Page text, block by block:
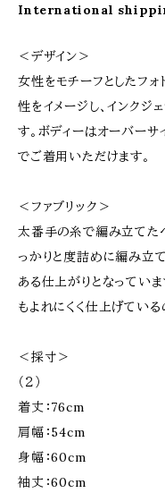
International
＜デザイン＞
女性をモチーフとしたフ
性をイメージし、インクジ
す。ボディーはオーバーサ
でご着用いただけます。
＜ファブリック＞
太番手の糸で編み立てた
っかりと度詰めに編み立
ある仕上がりとなっていま
もよれにくく仕上げている
＜採寸＞
（２）
着丈：76cm
肩幅：54cm
身幅：60cm
袖丈：60cm